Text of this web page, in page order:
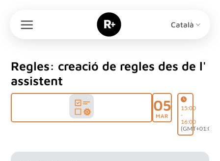
content
Català
Regles: creació de regles des de l'
assistent
05
MAR
15:00
-
16:00
(GMT+01:00)